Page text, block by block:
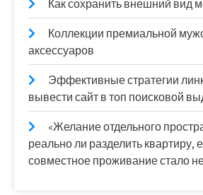
Как сохранить внешний вид
Коллекции премиальной
аксессуаров
Эффективные стратегии
вывести сайт в топ поисковой
«Желание отдельного
реально ли разделить квартиру,
совместное проживание стало